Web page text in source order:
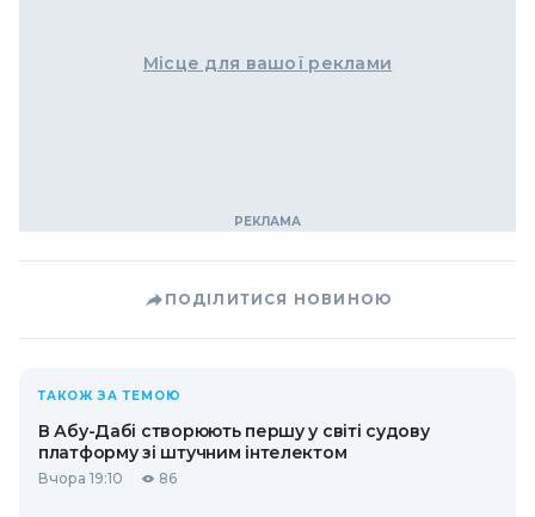
Місце для вашої реклами
ПОДІЛИТИСЯ НОВИНОЮ
ТАКОЖ ЗА ТЕМОЮ
В Абу-Дабі створюють першу у світі судову
платформу зі штучним інтелектом
Вчора 19:10 86